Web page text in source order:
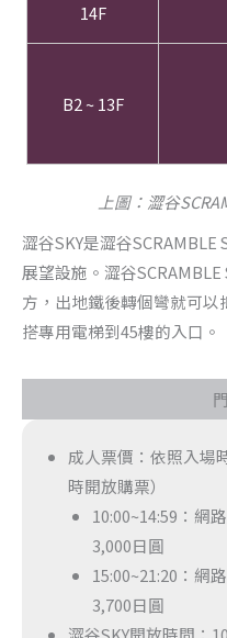
14F
B2 ~ 13F
上圖：澀谷
澀谷SKY是澀谷
展望設施。澀谷
方，出地鐵後轉個彎就可
搭專用電梯到45樓的入口。
成人票價：依照入場
時開放購票）
10:00~14:59：網
3,000日圓
15:00~21:20：網
3,700日圓